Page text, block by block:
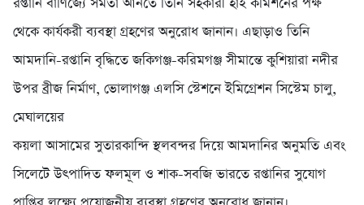
থেকে কার্যকরী ব্যবস্থা গ্রহণের অনুরোধ জানান। এছাড়াও তিনি
আমদানি-রপ্তানি বৃদ্ধিতে জকিগঞ্জ-করিমগঞ্জ সীমান্তে কুশিয়ারা নদীর
উপর ব্রীজ নির্মাণ, ভোলাগঞ্জ এলসি স্টেশনে ইমিগ্রেশন সিস্টেম চালু,
মেঘালয়ের
কয়লা আসামের সুতারকান্দি স্থলবন্দর দিয়ে আমদানির অনুমতি এবং
সিলেটে উৎপাদিত ফলমূল ও শাক-সবজি ভারতে রপ্তানির সুযোগ